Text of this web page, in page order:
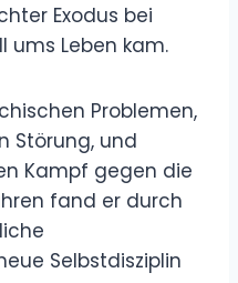
Exodus bei
ums Leben kam.
Problemen,
Störung, und
Kampf gegen die
fand er durch
Selbstdisziplin